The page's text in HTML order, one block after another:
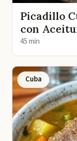
Picadillo
con
45 min
Cuba